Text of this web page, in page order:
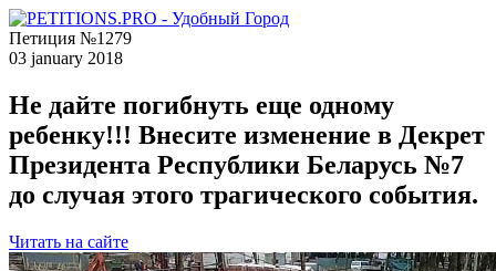
Петиция №1279
03 january 2018
Не дайте погибнуть еще одному
ребенку!!! Внесите изменение в Декрет
Президента Республики Беларусь №7
до случая этого трагического события.
Читать на сайте